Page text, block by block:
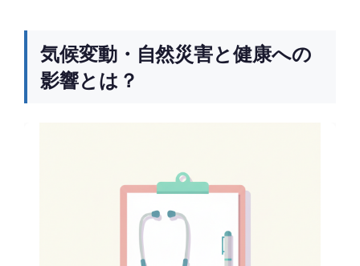
気候変動・自然災害と健康への
影響とは？